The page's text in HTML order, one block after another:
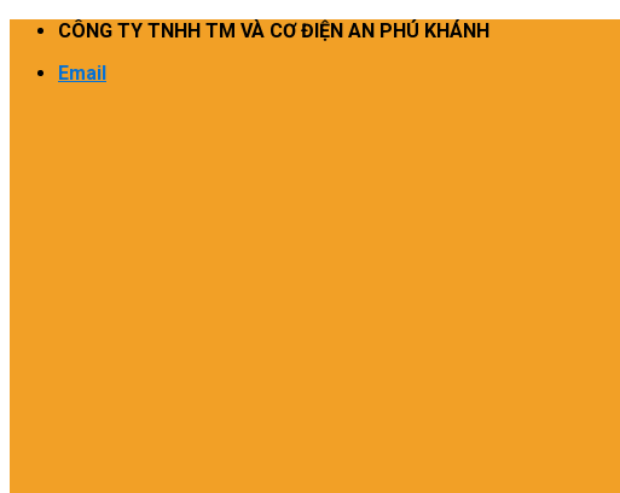
Skip
content
CÔNG TY TNHH TM VÀ CƠ ĐIỆN AN PHÚ KHÁNH
Email